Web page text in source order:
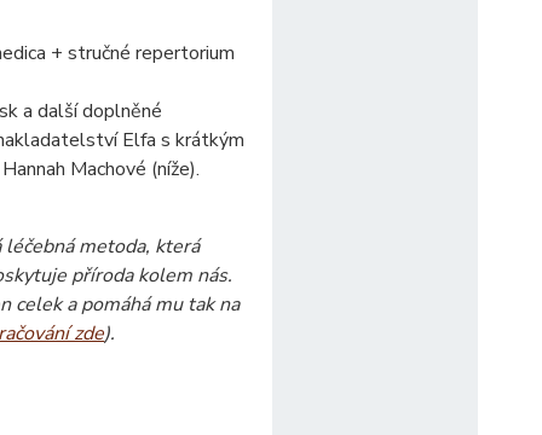
+ stručné repertorium
a další doplněné
Elfa s krátkým
Machové (níže).
metoda, která
příroda kolem nás.
celek a pomáhá mu tak na
zde).